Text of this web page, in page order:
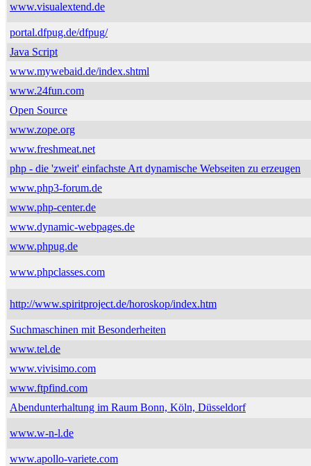
www.visualextend.de
portal.dfpug.de/dfpug/
Java Script
www.mywebaid.de/index.shtml
www.24fun.com
Open Source
www.zope.org
www.freshmeat.net
php - die 'zweit' einfachste Art dynamische Webseiten zu erzeugen
www.php3-forum.de
www.php-center.de
www.dynamic-webpages.de
www.phpug.de
www.phpclasses.com
http://www.spiritproject.de/horoskop/index.htm
Suchmaschinen mit Besonderheiten
www.tel.de
www.vivisimo.com
www.ftpfind.com
Abendunterhaltung im Raum Bonn, Köln, Düsseldorf
www.w-n-l.de
www.apollo-variete.com